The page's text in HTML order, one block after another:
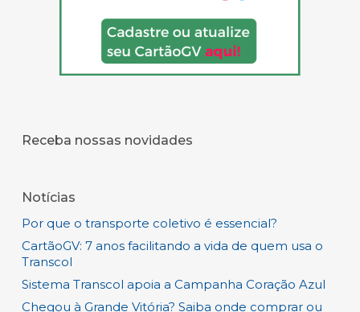
Receba nossas novidades
Notícias
Por que o transporte coletivo é essencial?
CartãoGV: 7 anos facilitando a vida de quem usa o
Transcol
Sistema Transcol apoia a Campanha Coração Azul
Chegou à Grande Vitória? Saiba onde comprar ou